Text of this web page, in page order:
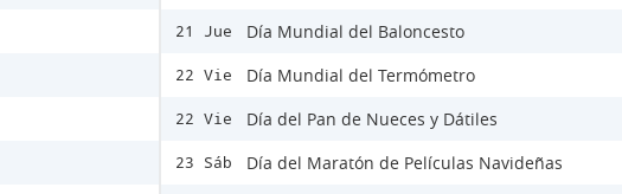
21 Jue Día Mundial del Baloncesto
22 Vie Día Mundial del Termómetro
22 Vie Día del Pan de Nueces y Dátiles
23 Sáb Día del Maratón de Películas Navideñas